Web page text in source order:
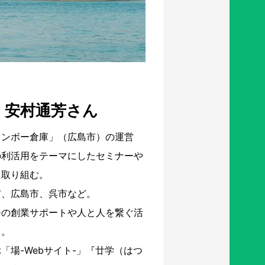
村通芳さん
ボー倉庫」（広島市）の運営
活用をテーマにしたセミナーや
り組む。
広島市、呉市など。
創業サポートや人と人を繋ぐ活
場-Webサイト-」『廿学（はつ